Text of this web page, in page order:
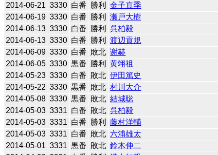
2014-06-21 3330 白番 勝利
金子真季
2014-06-19 3330 白番 勝利
瀬戸大樹
2014-06-13 3330 白番 勝利
呉柏毅
2014-06-13 3330 白番 勝利
渡辺貢規
2014-06-09 3330 白番 敗北 谢赫
2014-06-05 3330 黒番 勝利
黄翊祖
2014-05-23 3330 白番 敗北 伊田篤史
2014-05-22 3330 黒番 敗北 村川大介
2014-05-08 3330 黒番 敗北 結城聡
2014-05-03 3331 白番 敗北 呉柏毅
2014-05-03 3331 白番 勝利
藤村洋輔
2014-05-03 3331 白番 敗北 六浦雄太
2014-05-01 3331 黒番 敗北 鈴木伸二